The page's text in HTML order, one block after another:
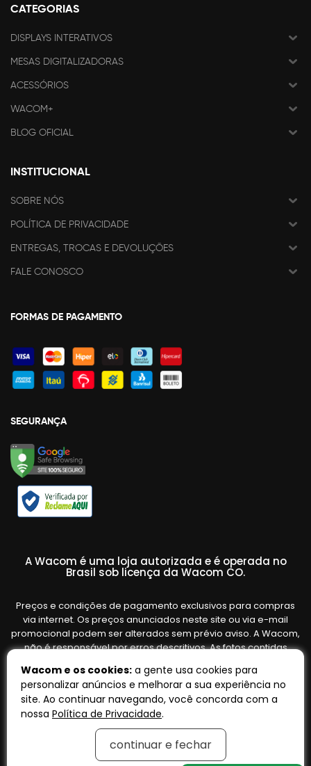
CATEGORIAS
DISPLAYS INTERATIVOS
MESAS DIGITALIZADORAS
ACESSÓRIOS
WACOM+
BLOG OFICIAL
INSTITUCIONAL
SOBRE NÓS
POLÍTICA DE PRIVACIDADE
ENTREGAS, TROCAS E DEVOLUÇÕES
FALE CONOSCO
FORMAS DE PAGAMENTO
SEGURANÇA
A Wacom é uma loja autorizada e é operada no
Brasil sob licença da Wacom CO.
Preços e condições de pagamento exclusivos para compras
via internet. Os preços anunciados neste site ou via e-mail
promocional podem ser alterados sem prévio aviso. A Wacom,
não é responsável por erros descritivos. As fotos contidas
variar de acordo com o fornecedor/lote do fabricante. Ofertas
válidas até o término de nossos estoques. Vendas sujeitas à
análise e confirmação de dados.
Wacom e os cookies: a gente usa cookies para
personalizar anúncios e melhorar a sua experiência no
site. Ao continuar navegando, você concorda com a
nossa Política de Privacidade.
continuar e fechar